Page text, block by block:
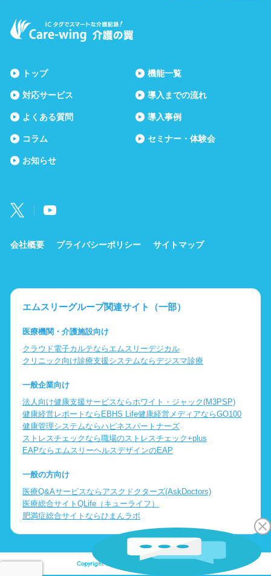
トップ 機能一覧
対応サービス 導入までの流れ
よくある質問 導入事例
コラム セミナー・体験会
お知らせ
会社概要 プライバシーポリシー サイトマップ
エムスリーグループ関連サイト（一部）
医療機関・介護施設向け
クラウド電子カルテならエムスリーデジカル
クリニック向け診療支援システムならデジスマ診療
一般企業向け
法人向け健康支援サービスならホワイト・ジャック(M3PSP)
健康経営レポートならEBHS Life健康経営メディアならGO100
健康管理システムならハピネスパートナーズ
ストレスチェックなら職場のストレスチェック+plus
EAPならエムスリーヘルスデザインのEAP
一般の方向け
医療Q&Aサービスならアスクドクターズ(AskDoctors)
医療総合サイトQLife（キューライフ）
肥満症総合サイトならひまんラボ
Copyright © Logic Inc. All Rights Reserved.